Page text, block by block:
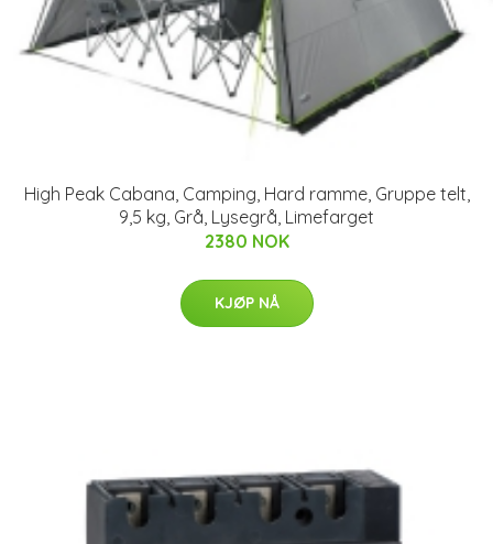
High Peak Cabana, Camping, Hard ramme, Gruppe telt,
9,5 kg, Grå, Lysegrå, Limefarget
2380 NOK
KJØP NÅ